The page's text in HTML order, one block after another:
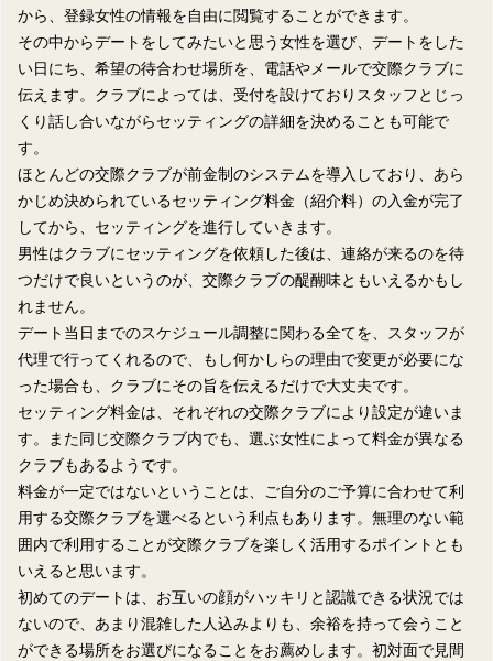
から、登録女性の情報を自由に閲覧することができます。
その中からデートをしてみたいと思う女性を選び、デートをした
い日にち、希望の待合わせ場所を、電話やメールで交際クラブに
伝えます。クラブによっては、受付を設けておりスタッフとじっ
くり話し合いながらセッティングの詳細を決めることも可能で
す。
ほとんどの交際クラブが前金制のシステムを導入しており、あら
かじめ決められているセッティング料金（紹介料）の入金が完了
してから、セッティングを進行していきます。
男性はクラブにセッティングを依頼した後は、連絡が来るのを待
つだけで良いというのが、交際クラブの醍醐味ともいえるかもし
れません。
デート当日までのスケジュール調整に関わる全てを、スタッフが
代理で行ってくれるので、もし何かしらの理由で変更が必要にな
った場合も、クラブにその旨を伝えるだけで大丈夫です。
セッティング料金は、それぞれの交際クラブにより設定が違いま
す。また同じ交際クラブ内でも、選ぶ女性によって料金が異なる
クラブもあるようです。
料金が一定ではないということは、ご自分のご予算に合わせて利
用する交際クラブを選べるという利点もあります。無理のない範
囲内で利用することが交際クラブを楽しく活用するポイントとも
いえると思います。
初めてのデートは、お互いの顔がハッキリと認識できる状況では
ないので、あまり混雑した人込みよりも、余裕を持って会うこと
ができる場所をお選びになることをお薦めします。初対面で見間